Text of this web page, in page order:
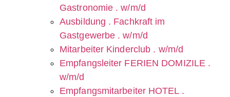
Gastronomie . w/m/d
Ausbildung . Fachkraft im
Gastgewerbe . w/m/d
Mitarbeiter Kinderclub . w/m/d
Empfangsleiter FERIEN DOMIZILE .
w/m/d
Empfangsmitarbeiter HOTEL .